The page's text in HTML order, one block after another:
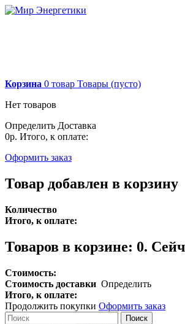
Корзина 0 товар Товары (пусто)
Нет товаров
Определить Доставка
0р. Итого, к оплате:
Оформить заказ
Товар добавлен в корзину
Количество
Итого, к оплате:
Товаров в корзине: 0.
Стоимость:
Стоимость доставки Определить
Итого, к оплате:
Продолжить покупки Оформить заказ
Поиск